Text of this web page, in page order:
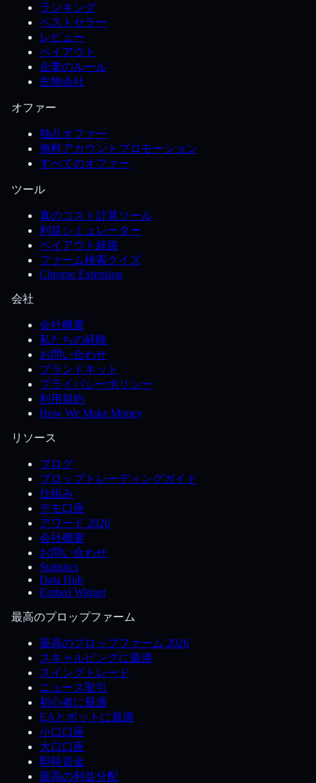
ランキング
ベストセラー
レビュー
ペイアウト
企業のルール
先物会社
オファー
独占オファー
無料アカウントプロモーション
すべてのオファー
ツール
真のコスト計算ツール
利益シミュレーター
ペイアウト経路
ファーム検索クイズ
Chrome Extension
会社
会社概要
私たちの経験
お問い合わせ
ブランドキット
プライバシーポリシー
利用規約
How We Make Money
リソース
ブログ
プロップトレーディングガイド
仕組み
デモ口座
アワード 2026
会社概要
お問い合わせ
Statistics
Data Hub
Embed Widget
最高のプロップファーム
最高のプロップファーム 2026
スキャルピングに最適
スイングトレード
ニュース取引
初心者に最適
EAとボットに最適
小口口座
大口口座
即時資金
最高の利益分配